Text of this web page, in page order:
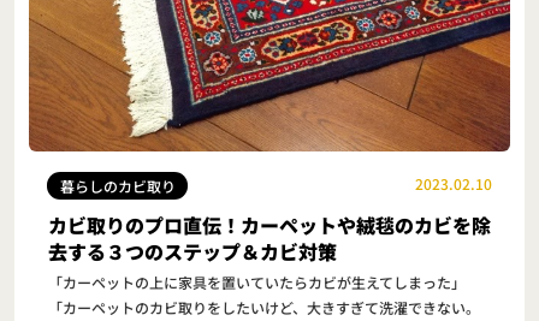
暮らしのカビ取り 2023.02.10
カビ取りのプロ直伝！カーペットや絨毯のカビを除
去する３つのステップ＆カビ対策
「カーペットの上に家具を置いていたらカビが生えてしまった」
「カーペットのカビ取りをしたいけど、大きすぎて洗濯できない。